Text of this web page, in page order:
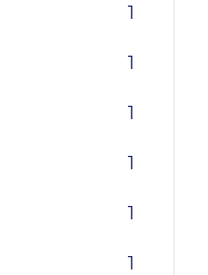
1
1
1
1
1
1